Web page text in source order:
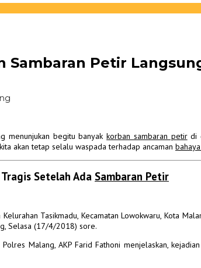
Sambaran Petir
menunjukan begitu banyakkorban sambaran petirdi
akan tetap selalu waspada terhadap ancaman
Setelah Ada Sambaran Petir
Tasikmadu, Kecamatan Lowokwaru, Kota
Selasa (17/4/2018) sore.
Malang, AKP Farid Fathoni menjelaskan,